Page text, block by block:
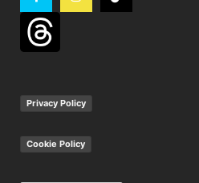
Privacy Policy
Cookie Policy